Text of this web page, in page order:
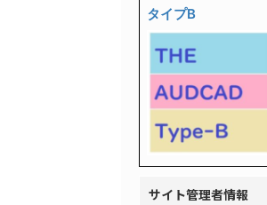
タイプB
サイト管理者情報